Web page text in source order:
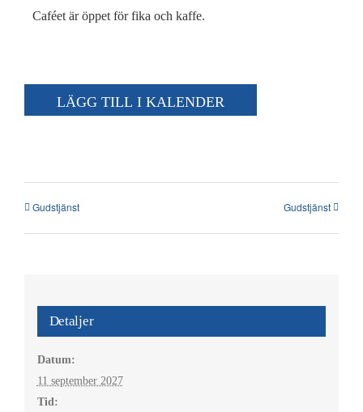
Kalender
Caféet är öppet för fika och kaffe.
LÄGG TILL I KALENDER
Gudstjänst Gudstjänst
Detaljer
Datum:
11 september 2027
Tid: